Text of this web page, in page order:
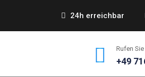
24h erreichbar
Rufen
+49